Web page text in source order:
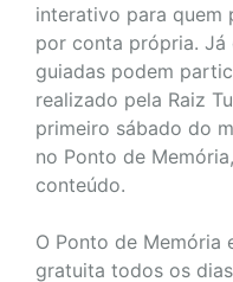
interativo para quem
por conta própria. Já
guiadas podem
realizado pela Raiz
primeiro sábado do
no Ponto de
conteúdo.
O Ponto de Memória
gratuita todos os